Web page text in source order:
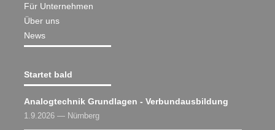
Für Unternehmen
Über uns
News
Startet bald
Analogtechnik Grundlagen - Verbundausbildung
1.9.2026 — Nürnberg